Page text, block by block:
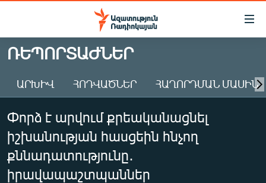
Մատչելիության
Անցնել
հիմնական
Անցնել
հիմնական
մենյուին
Որոնում
ԱԶԱՏՈՒԹՅՈՒՆ TV
ՀԱՅԱՍՏԱՆ
ԸՆՏՐՈՒԹՅՈՒՆՆԵՐ 2026
ԻՐԱՎՈՒՆՔ
ՀԱՍԱՐԱԿՈՒԹՅՈՒՆ
ՌԵՊՈՐՏԱԺՆԵՐ
ԱՐԽԻՎ ՀՈԴՎԱԾՆԵՐ ՀԱՂՈՐԴՄԱՆ ՄԱՍԻՆ
Փորձ է արվում քրեականացնել
իշխանության հասցեին հնչող
քննադատությունը․
իրավապաշտպաններ